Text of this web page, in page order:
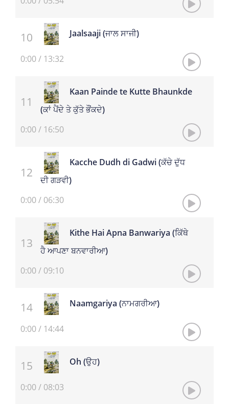
Jaalsaaji (ਜਾਲ ਸਾਜੀ)
0:00/ 13:32
Kaan Painde te Kutte Bhaunkde
(ਕਾਂ ਪੈਂਦੇ ਤੇ ਕੁੱਤੇ ਭੌਂਕਦੇ)
0:00/ 16:50
Kacche Dudh di Gadwi (ਕੱਚੇ ਦੁੱਧ
ਦੀ ਗੜਵੀ)
0:00/ 06:30
Kithe Hai Apna Banwariya (ਕਿੱਥੇ
ਹੈ ਆਪਣਾ ਬਨਵਾਰੀਆ)
0:00/ 09:10
Naamgariya (ਨਾਮਗਰੀਆ)
0:00/ 14:44
Oh (ਉਹ)
0:00/ 08:03